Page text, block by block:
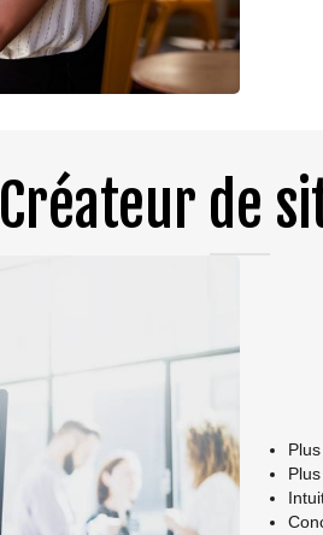
Créateur de